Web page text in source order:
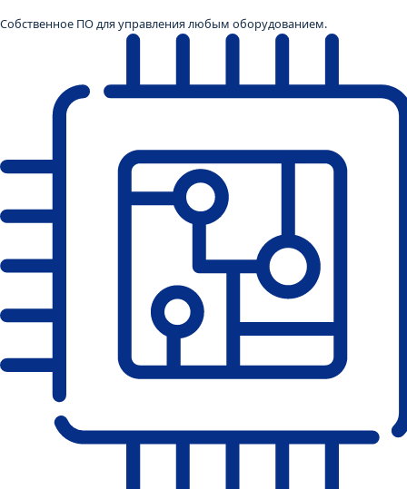
Собственное ПО для управления любым оборудованием.